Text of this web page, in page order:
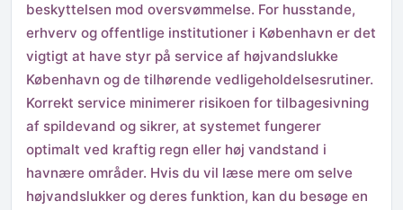
beskyttelsen mod oversvømmelse. For husstande,
erhverv og offentlige institutioner i København er det
vigtigt at have styr på service af højvandslukke
København og de tilhørende vedligeholdelsesrutiner.
Korrekt service minimerer risikoen for tilbagesivning
af spildevand og sikrer, at systemet fungerer
optimalt ved kraftig regn eller høj vandstand i
havnære områder. Hvis du vil læse mere om selve
højvandslukker og deres funktion, kan du besøge en